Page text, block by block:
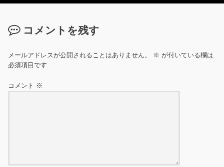
コメントを残す
メールアドレスが公開されることはありません。 ※ が付いている欄は
必須項目です
コメント ※